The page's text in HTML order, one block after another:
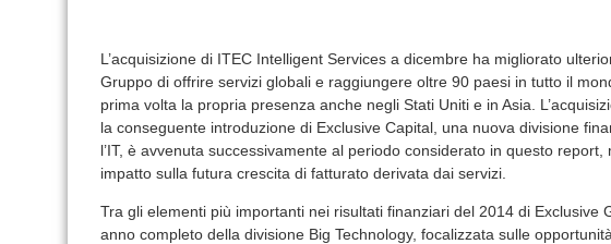
L’acquisizione di ITEC Intelligent Services a dicembre ha migliorato
Gruppo di offrire servizi globali e raggiungere oltre 90 paesi in tutto il
prima volta la propria presenza anche negli Stati Uniti e in Asia.
la conseguente introduzione di Exclusive Capital, una nuova divisione
l’IT, è avvenuta successivamente al periodo considerato in questo
impatto sulla futura crescita di fatturato derivata dai servizi.
Tra gli elementi più importanti nei risultati finanziari del 2014 di Exclusive
anno completo della divisione Big Technology, focalizzata sulle